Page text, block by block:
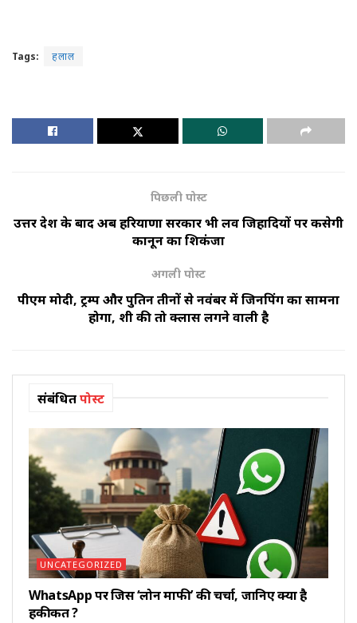
Tags: हलाल
पिछली पोस्ट
उत्तर प्रदेश के बाद अब हरियाणा सरकार भी लव जिहादियों पर कसेगी
कानून का शिकंजा
अगली पोस्ट
पीएम मोदी, ट्रम्प और पुतिन तीनों से नवंबर में जिनपिंग का सामना
होगा, शी की तो क्लास लगने वाली है
संबंधितपोस्ट
UNCATEGORIZED
WhatsApp पर जिस ‘लोन माफी’ की चर्चा, जानिए क्या है
हकीकत ?